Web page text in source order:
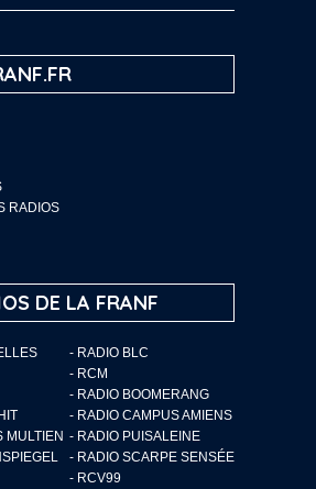
RADIOS
DE LA FRANF
- RADIO BLC
- RCM
- RADIO BOOMERANG
- RADIO CAMPUS AMIENS
MULTIEN - RADIO PUISALEINE
- RADIO SCARPE SENSÉE
- RCV99